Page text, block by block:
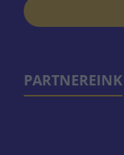
PARTNEREINK